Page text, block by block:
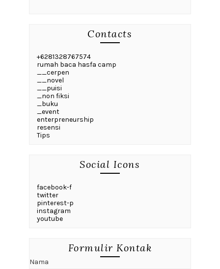
Contacts
+6281328767574
rumah baca hasfa camp
__cerpen
__novel
__puisi
_non fiksi
_buku
_event
enterpreneurship
resensi
Tips
Social Icons
facebook-f
twitter
pinterest-p
instagram
youtube
Formulir Kontak
Nama